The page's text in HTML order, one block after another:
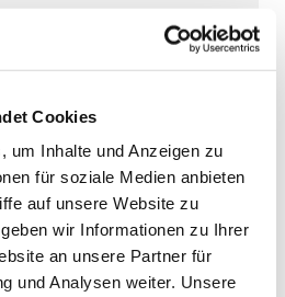
Cookies
um Inhalte und Anzeigen zu
für soziale Medien anbieten
auf unsere Website zu
wir Informationen zu Ihrer
an unsere Partner für
und Analysen weiter. Unsere
. Dazu hören wir das
wirstundengebet.de
Android- undiOS-App